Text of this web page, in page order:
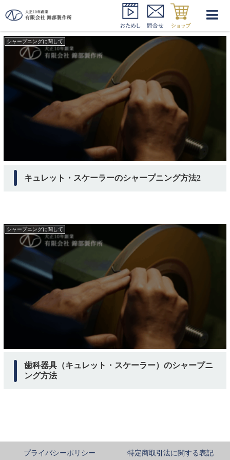
キュレット シャープニング
シャープニングに関して
キュレット・スケーラーのシャープニング方法2
シャープニングに関して
歯科器具（キュレット・スケーラー）のシャープニ
ング方法
プライバシーポリシー 特定商取引法に関する表記